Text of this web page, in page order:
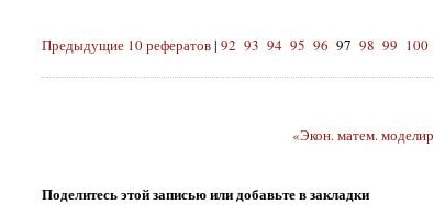
Предыдущие 10 рефератов| 92 93 94 95 96 97 98 99 100
«Экон. матем.
Поделитесь этой записью или добавьте в закладки